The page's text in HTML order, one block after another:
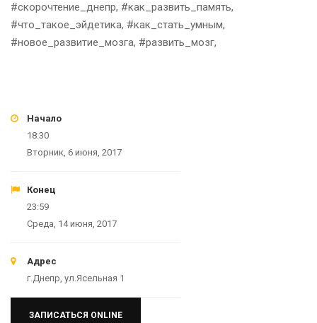
#скорочтение_днепр, #как_развить_память,
#что_такое_эйдетика, #как_стать_умным,
#новое_развитие_мозга, #развить_мозг,
Начало
18:30
Вторник, 6 июня, 2017
Конец
23:59
Среда, 14 июня, 2017
Адрес
г.Днепр, ул.Ясельная 1
ЗАПИСАТЬСЯ ONLINE